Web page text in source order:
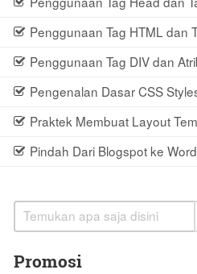
Penggunaan Tag HTML dan
Penggunaan Tag DIV dan
Pengenalan Dasar CSS
Praktek Membuat Layout
Pindah Dari Blogspot ke
Promosi